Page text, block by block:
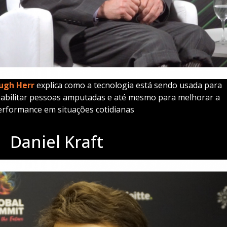
Herrexplica como a tecnologia está sendo usada para
pessoas amputadas e até mesmo para melhorar a
em situações cotidianas
Daniel Kraft